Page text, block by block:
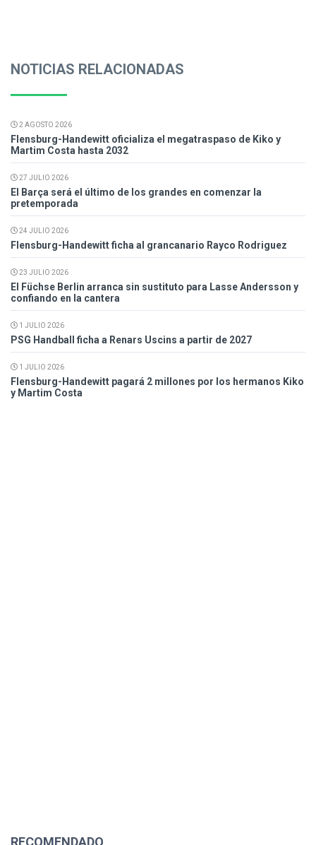
NOTICIAS RELACIONADAS
2 AGOSTO 2026
Flensburg-Handewitt oficializa el megatraspaso de Kiko y
Martim Costa hasta 2032
27 JULIO 2026
El Barça será el último de los grandes en comenzar la
pretemporada
24 JULIO 2026
Flensburg-Handewitt ficha al grancanario Rayco Rodriguez
23 JULIO 2026
El Füchse Berlin arranca sin sustituto para Lasse Andersson y
confiando en la cantera
1 JULIO 2026
PSG Handball ficha a Renars Uscins a partir de 2027
1 JULIO 2026
Flensburg-Handewitt pagará 2 millones por los hermanos Kiko
y Martim Costa
RECOMENDADO